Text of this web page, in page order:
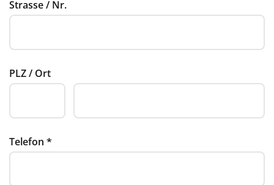
Strasse / Nr.
PLZ / Ort
Telefon *